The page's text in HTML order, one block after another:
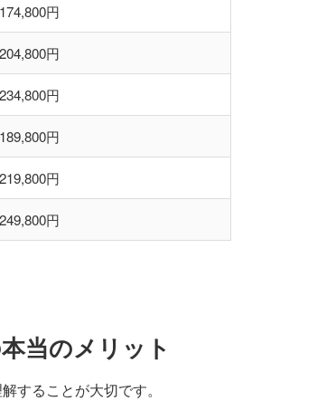
174,800円
204,800円
234,800円
189,800円
219,800円
249,800円
当のメリット
することが大切です。